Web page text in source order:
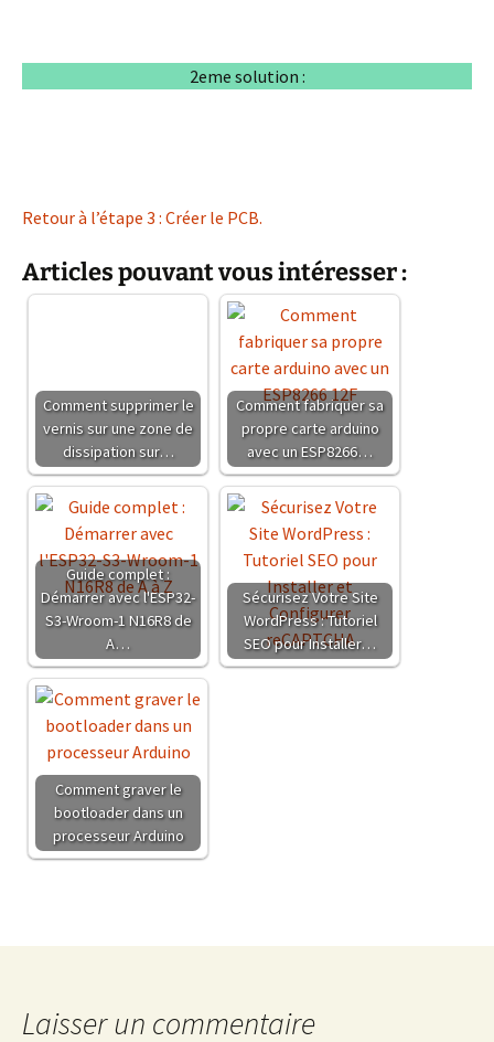
2eme solution :
Retour à l’étape 3 : Créer le PCB.
Articles pouvant vous intéresser :
Comment supprimer le
vernis sur une zone de
dissipation sur…
Comment fabriquer sa
propre carte arduino
avec un ESP8266…
Guide complet :
Démarrer avec l'ESP32-
S3-Wroom-1 N16R8 de
A…
Sécurisez Votre Site
WordPress : Tutoriel
SEO pour Installer…
Comment graver le
bootloader dans un
processeur Arduino
Laisser un commentaire